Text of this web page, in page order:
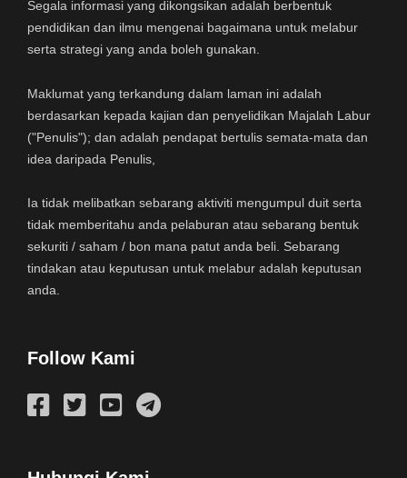
Segala informasi yang dikongsikan adalah berbentuk
pendidikan dan ilmu mengenai bagaimana untuk melabur
serta strategi yang anda boleh gunakan.
Maklumat yang terkandung dalam laman ini adalah
berdasarkan kepada kajian dan penyelidikan Majalah Labur
("Penulis"); dan adalah pendapat bertulis semata-mata dan
idea daripada Penulis,
Ia tidak melibatkan sebarang aktiviti mengumpul duit serta
tidak memberitahu anda pelaburan atau sebarang bentuk
sekuriti / saham / bon mana patut anda beli. Sebarang
tindakan atau keputusan untuk melabur adalah keputusan
anda.
Follow Kami